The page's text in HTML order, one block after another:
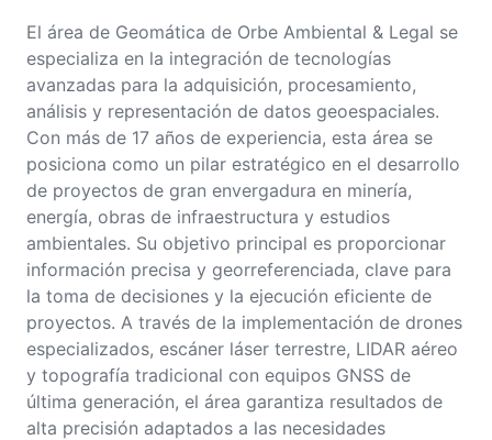
El área de Geomática de Orbe Ambiental & Legal se
especializa en la integración de tecnologías
avanzadas para la adquisición, procesamiento,
análisis y representación de datos geoespaciales.
Con más de 17 años de experiencia, esta área se
posiciona como un pilar estratégico en el desarrollo
de proyectos de gran envergadura en minería,
energía, obras de infraestructura y estudios
ambientales. Su objetivo principal es proporcionar
información precisa y georreferenciada, clave para
la toma de decisiones y la ejecución eficiente de
proyectos. A través de la implementación de drones
especializados, escáner láser terrestre, LIDAR aéreo
y topografía tradicional con equipos GNSS de
última generación, el área garantiza resultados de
alta precisión adaptados a las necesidades